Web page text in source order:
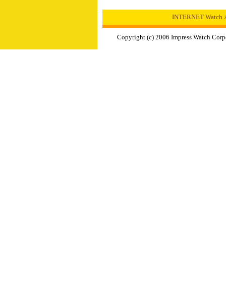
INTERNET Watch
Copyright (c) 2006 Impress Watch